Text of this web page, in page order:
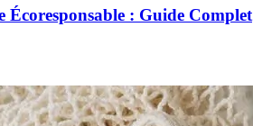
Écoresponsable : Guide Complet